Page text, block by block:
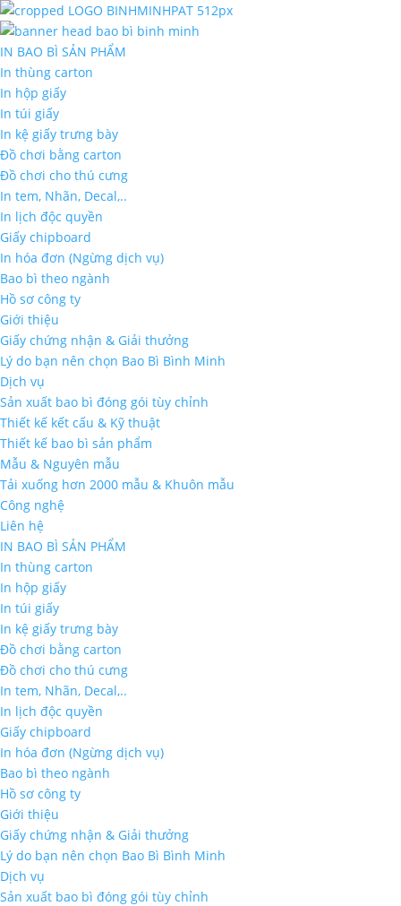
IN BAO BÌ SẢN PHẨM
In thùng carton
In hộp giấy
In túi giấy
In kệ giấy trưng bày
Đồ chơi bằng carton
Đồ chơi cho thú cưng
In tem, Nhãn, Decal,..
In lịch độc quyền
Giấy chipboard
In hóa đơn (Ngừng dịch vụ)
Bao bì theo ngành
Hồ sơ công ty
Giới thiệu
Giấy chứng nhận & Giải thưởng
Lý do bạn nên chọn Bao Bì Bình Minh
Dịch vụ
Sản xuất bao bì đóng gói tùy chỉnh
Thiết kế kết cấu & Kỹ thuật
Thiết kế bao bì sản phẩm
Mẫu & Nguyên mẫu
Tải xuống hơn 2000 mẫu & Khuôn mẫu
Công nghệ
Liên hệ
IN BAO BÌ SẢN PHẨM
In thùng carton
In hộp giấy
In túi giấy
In kệ giấy trưng bày
Đồ chơi bằng carton
Đồ chơi cho thú cưng
In tem, Nhãn, Decal,..
In lịch độc quyền
Giấy chipboard
In hóa đơn (Ngừng dịch vụ)
Bao bì theo ngành
Hồ sơ công ty
Giới thiệu
Giấy chứng nhận & Giải thưởng
Lý do bạn nên chọn Bao Bì Bình Minh
Dịch vụ
Sản xuất bao bì đóng gói tùy chỉnh